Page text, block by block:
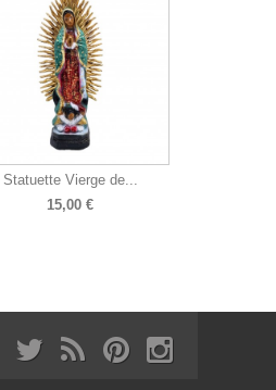
Statuette Vierge de...
15,00 €